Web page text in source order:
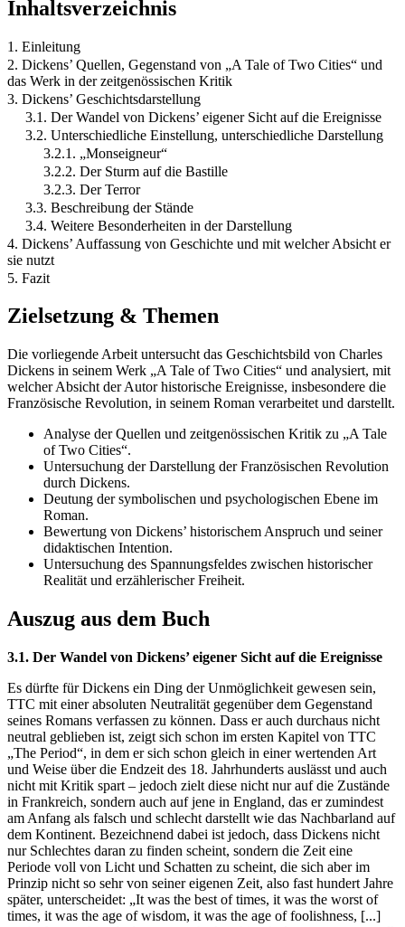
Inhaltsverzeichnis
1. Einleitung
2. Dickens’ Quellen, Gegenstand von „A Tale of Two Cities“ und
das Werk in der zeitgenössischen Kritik
3. Dickens’ Geschichtsdarstellung
3.1. Der Wandel von Dickens’ eigener Sicht auf die Ereignisse
3.2. Unterschiedliche Einstellung, unterschiedliche Darstellung
3.2.1. „Monseigneur“
3.2.2. Der Sturm auf die Bastille
3.2.3. Der Terror
3.3. Beschreibung der Stände
3.4. Weitere Besonderheiten in der Darstellung
4. Dickens’ Auffassung von Geschichte und mit welcher Absicht er
sie nutzt
5. Fazit
Zielsetzung & Themen
Die vorliegende Arbeit untersucht das Geschichtsbild von Charles
Dickens in seinem Werk „A Tale of Two Cities“ und analysiert, mit
welcher Absicht der Autor historische Ereignisse, insbesondere die
Französische Revolution, in seinem Roman verarbeitet und darstellt.
Analyse der Quellen und zeitgenössischen Kritik zu „A Tale
of Two Cities“.
Untersuchung der Darstellung der Französischen Revolution
durch Dickens.
Deutung der symbolischen und psychologischen Ebene im
Roman.
Bewertung von Dickens’ historischem Anspruch und seiner
didaktischen Intention.
Untersuchung des Spannungsfeldes zwischen historischer
Realität und erzählerischer Freiheit.
Auszug aus dem Buch
3.1. Der Wandel von Dickens’ eigener Sicht auf die Ereignisse
Es dürfte für Dickens ein Ding der Unmöglichkeit gewesen sein,
TTC mit einer absoluten Neutralität gegenüber dem Gegenstand
seines Romans verfassen zu können. Dass er auch durchaus nicht
neutral geblieben ist, zeigt sich schon im ersten Kapitel von TTC
„The Period“, in dem er sich schon gleich in einer wertenden Art
und Weise über die Endzeit des 18. Jahrhunderts auslässt und auch
nicht mit Kritik spart – jedoch zielt diese nicht nur auf die Zustände
in Frankreich, sondern auch auf jene in England, das er zumindest
am Anfang als falsch und schlecht darstellt wie das Nachbarland auf
dem Kontinent. Bezeichnend dabei ist jedoch, dass Dickens nicht
nur Schlechtes daran zu finden scheint, sondern die Zeit eine
Periode voll von Licht und Schatten zu scheint, die sich aber im
Prinzip nicht so sehr von seiner eigenen Zeit, also fast hundert Jahre
später, unterscheidet: „It was the best of times, it was the worst of
times, it was the age of wisdom, it was the age of foolishness, [...]